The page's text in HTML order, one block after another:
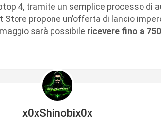
4, tramite un semplice processo di
propone un’offerta di lancio
sarà possibile ricevere fino a
x0xShinobix0x